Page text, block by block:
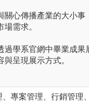
關心傳播產業的大小事
需求。
學系官網中畢業成果
呈現展示方式。
專案管理、行銷管理